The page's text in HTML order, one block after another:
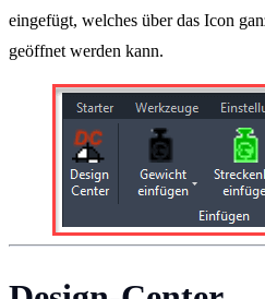
eingefügt, welches über das Icon
geöffnet werden kann.